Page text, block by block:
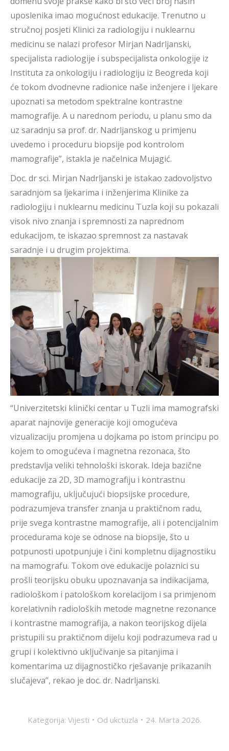
uposlenika imao mogućnost edukacije. Trenutno u
stručnoj posjeti Klinici za radiologiju i nuklearnu
medicinu se nalazi profesor Mirjan Nadrljanski,
specijalista radiologije i subspecijalista onkologije iz
Instituta za onkologiju i radiologiju iz Beogreda koji
će tokom dvodnevne radionice naše inženjere i ljekare
upoznati sa metodom spektralne kontrastne
mamografije. A u narednom periodu, u planu smo da
uz saradnju sa prof. dr. Nadrljanskog u primjenu
uvedemo i proceduru biopsije pod kontrolom
mamografije”, istakla je načelnica Mujagić.
Doc. dr sci. Mirjan Nadrljanski je istakao zadovoljstvo
saradnjom sa ljekarima i inženjerima Klinike za
radiologiju i nuklearnu medicinu Tuzla koji su pokazali
visok nivo znanja i spremnosti za naprednom
edukacijom, te iskazao spremnost za nastavak
saradnje i u drugim projektima.
“Univerzitetski klinički centar u Tuzli ima mamografski
aparat najnovije generacije koji omogućeva
vizualizaciju promjena u dojkama po istom principu po
kojem to omogućeva i magnetna rezonaca, što
predstavlja veliki tehnološki iskorak. Ideja bazične
edukacije za 2D, 3D mamografiju i kontrastnu
mamografiju, uključujući biopsijske procedure,
podrazumjeva transfer znanja u praktičnom radu,
prije svega kontrastne mamografije, ali i potencijalnim
procedurama koje se odnose na biopsije, što u
potpunosti upotpunjuje i čini kompletnu dijagnostiku
na mamografu. Tokom ove edukacije polaznici su
prošli teorijsku obuku upoznavanja sa indikacijama,
radiološkom i patološkom korelacijom i sa primjenom
korelativnih radioloških metode magnetne rezonance
i kontrastne mamografija, a nakon teorijskog dijela
pristupili su praktičnom dijelu koji podrazumeva rad u
grupi i kolektivno uključivanje sa pitanjima i
komentarima uz dijagnostičko rješavanje prikazanih
slučajeva”, rekao je doc. dr. Nadrljanski.
Kategorija: Vijesti Od ukctuzla 24. Marta 2026.